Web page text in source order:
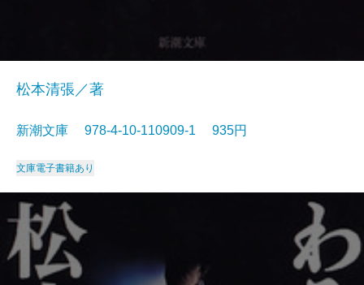
松本清張／著
新潮文庫 978-4-10-110909-1 935円
文庫電子書籍あり